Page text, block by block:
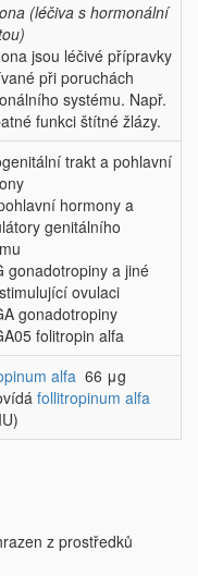
(léčiva s hormonální
jsou léčivé přípravky
při poruchách
systému. Např.
funkci štítné žlázy.
trakt a pohlavní
hormony a
genitálního
gonadotropiny a jiné
ovulaci
gonadotropiny
folitropin alfa
alfa 66 μg
follitropinum alfa
z prostředků